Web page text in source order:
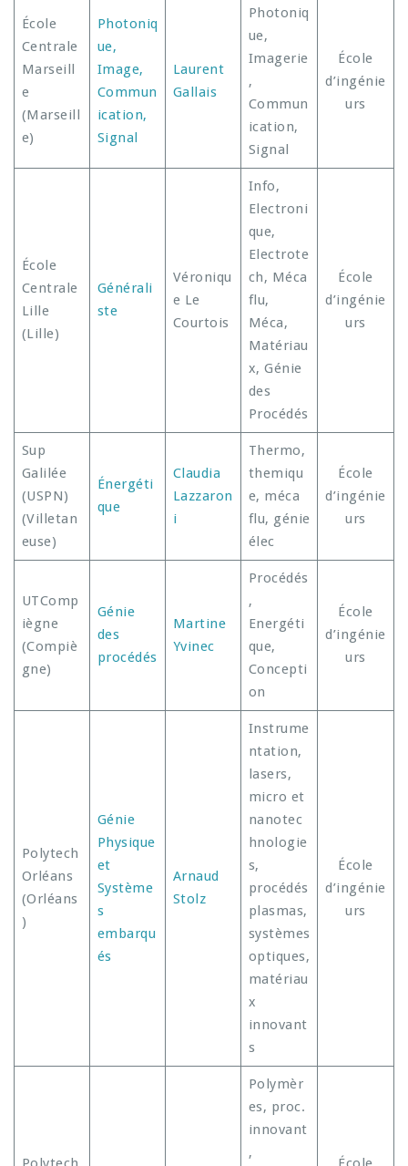
École
Centrale
Marseill
e
(Marseill
e)
Photoniq
ue,
Image,
Commun
ication,
Signal
Laurent
Gallais
Photoniq
ue,
Imagerie
,
Commun
ication,
Signal
École
d’ingénie
urs
École
Centrale
Lille
(Lille)
Générali
ste
Véroniqu
e Le
Courtois
Info,
Electroni
que,
Electrote
ch, Méca
flu,
Méca,
Matériau
x, Génie
des
Procédés
École
d’ingénie
urs
Sup
Galilée
(USPN)
(Villetan
euse)
Énergéti
que
Claudia
Lazzaron
i
Thermo,
themiqu
e, méca
flu, génie
élec
École
d’ingénie
urs
UTComp
iègne
(Compiè
gne)
Génie
des
procédés
Martine
Yvinec
Procédés
,
Energéti
que,
Concepti
on
École
d’ingénie
urs
Polytech
Orléans
(Orléans
)
Génie
Physique
et
Système
s
embarqu
és
Arnaud
Stolz
Instrume
ntation,
lasers,
micro et
nanotec
hnologie
s,
procédés
plasmas,
systèmes
optiques,
matériau
x
innovant
s
École
d’ingénie
urs
Polymèr
es, proc.
innovant
,